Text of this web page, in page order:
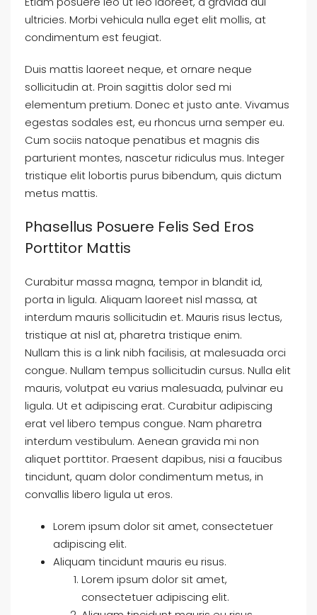
ultricies. Morbi vehicula nulla eget elit mollis, at
condimentum est feugiat.
Duis mattis laoreet neque, et ornare neque
sollicitudin at. Proin sagittis dolor sed mi
elementum pretium. Donec et justo ante. Vivamus
egestas sodales est, eu rhoncus urna semper eu.
Cum sociis natoque penatibus et magnis dis
parturient montes, nascetur ridiculus mus. Integer
tristique elit lobortis purus bibendum, quis dictum
metus mattis.
Phasellus Posuere Felis Sed Eros
Porttitor Mattis
Curabitur massa magna, tempor in blandit id,
porta in ligula. Aliquam laoreet nisl massa, at
interdum mauris sollicitudin et. Mauris risus lectus,
tristique at nisl at, pharetra tristique enim.
Nullam this is a link nibh facilisis, at malesuada orci
congue. Nullam tempus sollicitudin cursus. Nulla elit
mauris, volutpat eu varius malesuada, pulvinar eu
ligula. Ut et adipiscing erat. Curabitur adipiscing
erat vel libero tempus congue. Nam pharetra
interdum vestibulum. Aenean gravida mi non
aliquet porttitor. Praesent dapibus, nisi a faucibus
tincidunt, quam dolor condimentum metus, in
convallis libero ligula ut eros.
Lorem ipsum dolor sit amet, consectetuer
adipiscing elit.
Aliquam tincidunt mauris eu risus.
Lorem ipsum dolor sit amet,
consectetuer adipiscing elit.